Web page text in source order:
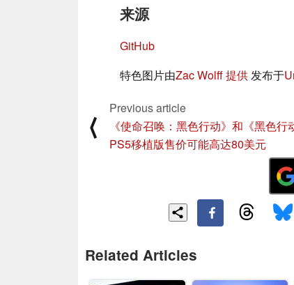
来源
GitHub
特色图片由Zac Wolff 提供发布于
⟨
Previous article
《使命召唤：黑色行动》和《黑色行
PS5移植版售价可能高达80美元
Related Articles